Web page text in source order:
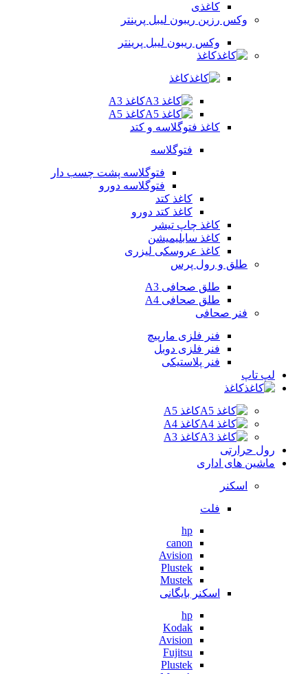
کاغذی
وکس رزین ریبون لیبل پرینتر
وکس ریبون لیبل پرینتر
کاغذ
کاغذ
کاغذ A3
کاغذ A5
کاغذ فتوگلاسه و کتد
فتوگلاسه
فتوگلاسه پشت چسب دار
فتوگلاسه دورو
کاغذ کتد
کاغذ کتد دورو
کاغذ چاپ تیشر
کاغذ سابلیمیشن
کاغذ عروسکی لیزری
طلق و رول پرس
طلق صحافی A3
طلق صحافی A4
فنر صحافی
فنر فلزی مارپیچ
فنر فلزی دوبل
فنر پلاستیکی
لپ تاپ
کاغذ
کاغذ A5
کاغذ A4
کاغذ A3
رول حرارتی
ماشین های اداری
اسکنر
فلت
hp
canon
Avision
Plustek
Mustek
اسکنر بایگانی
hp
Kodak
Avision
Fujitsu
Plustek